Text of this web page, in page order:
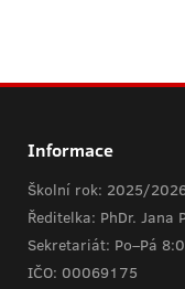
Informace
Školní rok: 2025/
Ředitelka: PhDr. Jana
Sekretariát: Po–Pá
IČO: 00069175